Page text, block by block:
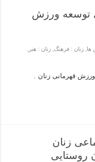
توسعه ورزش
ها ,زنان : فرهنگ ,زنان : هنر
قهرمانی زنان .
زنان
روستایی